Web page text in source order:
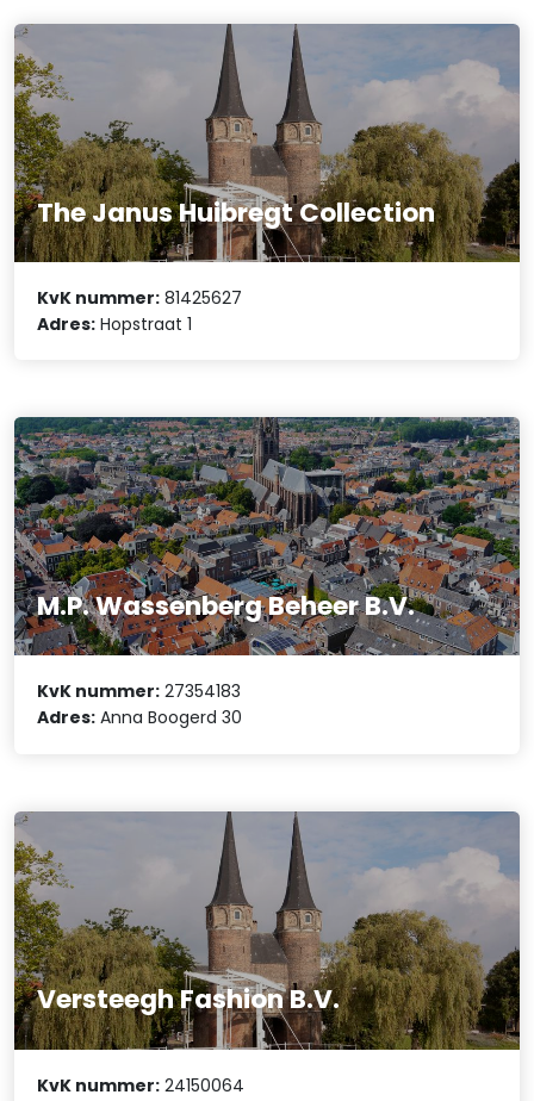
The Janus Huibregt Collection
KvK nummer: 81425627
Adres: Hopstraat 1
M.P. Wassenberg Beheer B.V.
KvK nummer: 27354183
Adres: Anna Boogerd 30
Versteegh Fashion B.V.
KvK nummer: 24150064